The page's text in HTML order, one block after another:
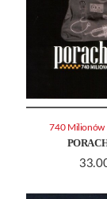
740 Milionów